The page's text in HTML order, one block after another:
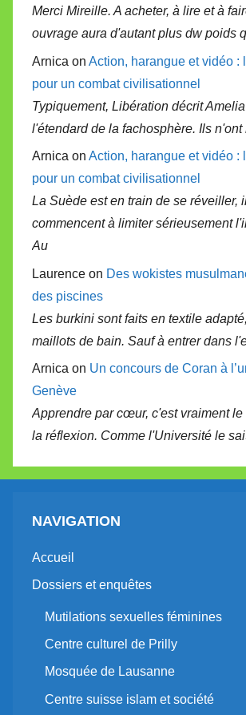
Merci Mireille. A acheter, à lire et à
ouvrage aura d'autant plus dw poids
Arnica on Action, harangue et vidéo :
pour un combat civilisationnel
Typiquement, Libération décrit
l'étendard de la fachosphère. Ils n'ont
Arnica on Action, harangue et vidéo :
pour un combat civilisationnel
La Suède est en train de se réveiller,
commencent à limiter sérieusement
Au
Laurence on Des wokistes
des piscines
Les burkini sont faits en textile
maillots de bain. Sauf à entrer dans
Arnica on Un concours de Coran à
Genève
Apprendre par cœur, c'est vraiment le
la réflexion. Comme l'Université le
NAVIGATION
Accueil
Dossiers et enquêtes
Mutilations sexuelles féminines
Centre culturel de Prilly
Mosquée de Lausanne
Centre suisse islam et société